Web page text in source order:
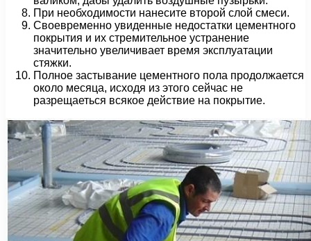
При необходимости нанесите второй слой смеси.
Своевременно увиденные недостатки цементного
покрытия и их стремительное устранение
значительно увеличивает время эксплуатации
стяжки.
Полное застывание цементного пола продолжается
около месяца, исходя из этого сейчас не
разрещаеться всякое действие на покрытие.